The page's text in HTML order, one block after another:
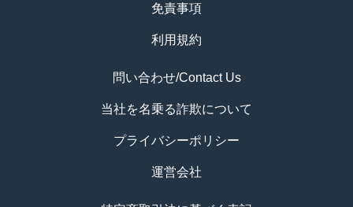
免責事項
利用規約
問い合わせ/Contact Us
当社を名乗る詐欺について
プライバシーポリシー
運営会社